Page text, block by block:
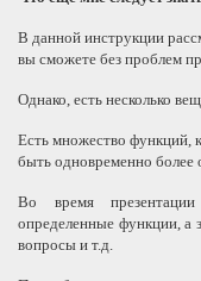
В данной инструкции
вы сможете без проблем
Однако, есть несколько
Есть множество функций,
быть одновременно более
Во время
определенные функции, а
вопросы и т.д.